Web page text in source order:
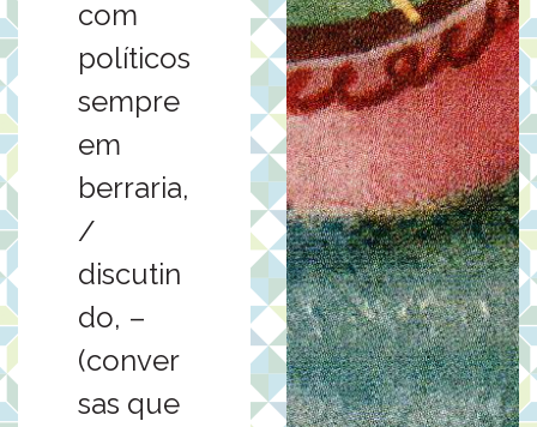
com
políticos
sempre
em
berraria,
/
discutin
do, –
(conver
sas que